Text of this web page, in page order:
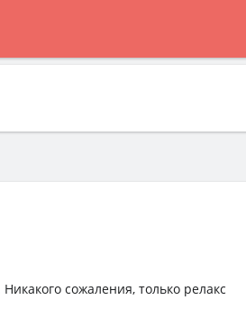
сожаления, только релакс